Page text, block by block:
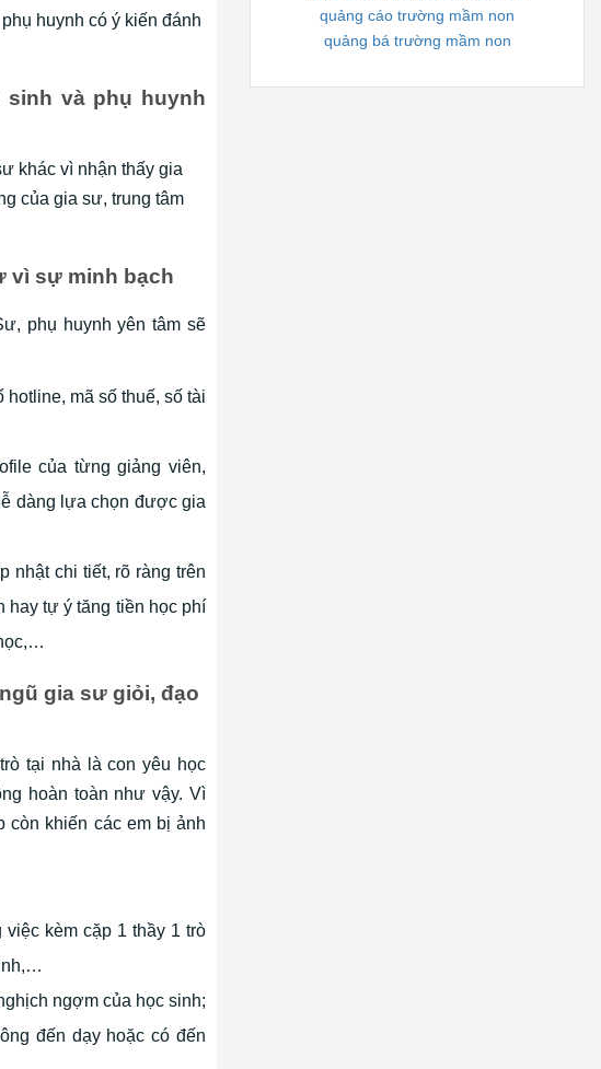
huynh có ý kiến đánh
và phụ huynh
khác vì nhận thấy gia
của gia sư, trung tâm
vì sự minh bạch
phụ huynh yên tâm sẽ
hotline, mã số thuế, số tài
của từng giảng viên,
dàng lựa chọn được gia
nhật chi tiết, rõ ràng trên
hay tự ý tăng tiền học phí
gia sư giỏi, đạo
tại nhà là con yêu học
hoàn toàn như vậy. Vì
còn khiến các em bị ảnh
kèm cặp 1 thầy 1 trò
ngợm của học sinh;
đến dạy hoặc có đến
quảng cáo trường mầm non
quảng bá trường mầm non